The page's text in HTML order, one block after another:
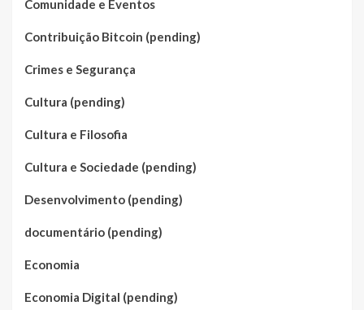
Comunidade e Eventos
Contribuição Bitcoin (pending)
Crimes e Segurança
Cultura (pending)
Cultura e Filosofia
Cultura e Sociedade (pending)
Desenvolvimento (pending)
documentário (pending)
Economia
Economia Digital (pending)